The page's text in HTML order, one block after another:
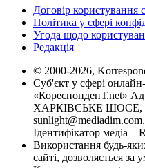
Договір користування
Політика у сфері
Угода щодо
Редакція
© 2000-2026,
Суб'єкт у сфері
«КореспонденТ.net»
ХАРКІВСЬКЕ ШОСЕ,
Ідентифікатор медіа –
Використання будь-
сайті, дозволяється